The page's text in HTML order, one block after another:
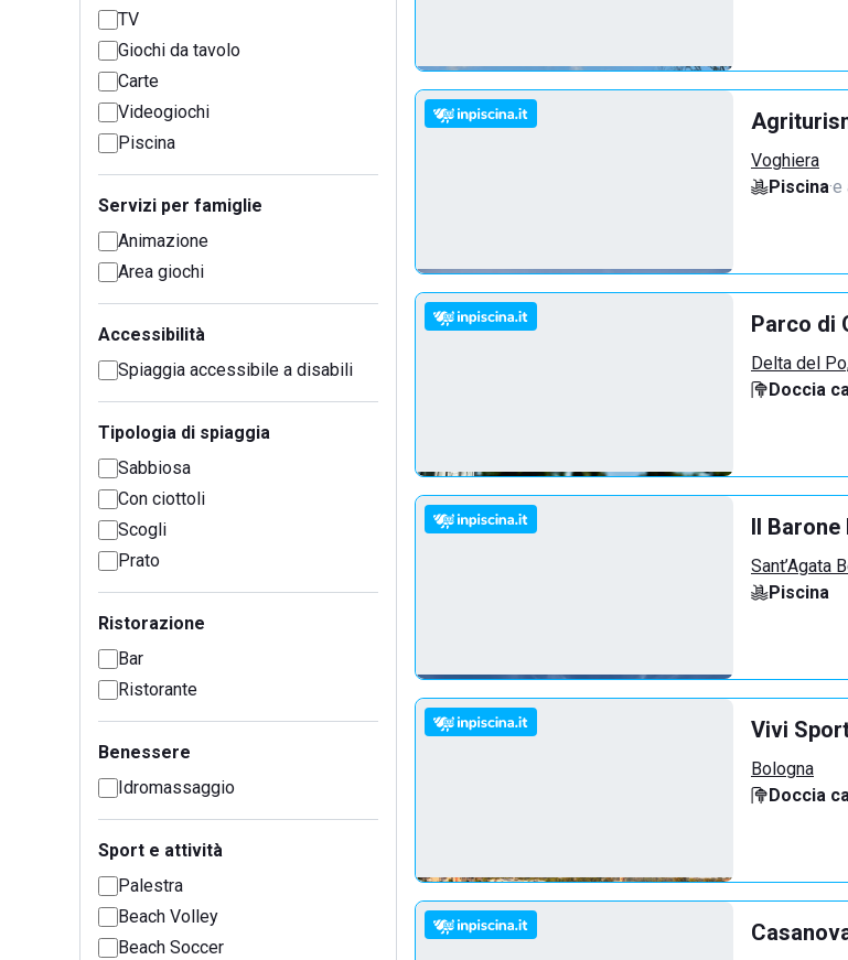
TV
Giochi da tavolo
Carte
Videogiochi
Piscina
Servizi per famiglie
Animazione
Area giochi
Accessibilità
Spiaggia accessibile a disabili
Tipologia di spiaggia
Sabbiosa
Con ciottoli
Scogli
Prato
Ristorazione
Bar
Ristorante
Benessere
Idromassaggio
Sport e attività
Palestra
Beach Volley
Beach Soccer
Voghiera
Piscina·e
Parco di
Delta del
Doccia
Il Barone
Sant’Agata
Piscina
Vivi
Bologna
Doccia